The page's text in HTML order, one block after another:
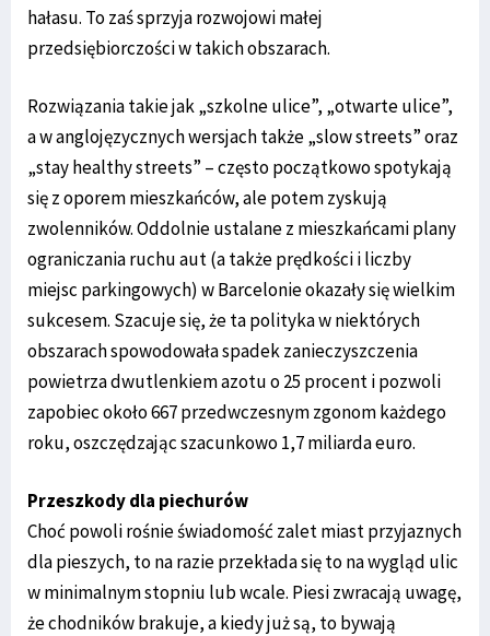
hałasu. To zaś sprzyja rozwojowi małej
przedsiębiorczości w takich obszarach.
Rozwiązania takie jak „szkolne ulice”, „otwarte ulice”,
a w anglojęzycznych wersjach także „slow streets” oraz
„stay healthy streets” – często początkowo spotykają
się z oporem mieszkańców, ale potem zyskują
zwolenników. Oddolnie ustalane z mieszkańcami plany
ograniczania ruchu aut (a także prędkości i liczby
miejsc parkingowych) w Barcelonie okazały się wielkim
sukcesem. Szacuje się, że ta polityka w niektórych
obszarach spowodowała spadek zanieczyszczenia
powietrza dwutlenkiem azotu o 25 procent i pozwoli
zapobiec około 667 przedwczesnym zgonom każdego
roku, oszczędzając szacunkowo 1,7 miliarda euro.
Przeszkody dla piechurów
Choć powoli rośnie świadomość zalet miast przyjaznych
dla pieszych, to na razie przekłada się to na wygląd ulic
w minimalnym stopniu lub wcale. Piesi zwracają uwagę,
że chodników brakuje, a kiedy już są, to bywają